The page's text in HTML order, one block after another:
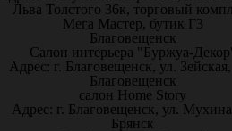
Льва Толстого 36к, торговый
Мега Мастер, бутик Г3
Благовещенск
Салон интерьера "Буржуа-
Адрес: г. Благовещенск, ул.
Благовещенск
салон Home Story
Адрес: г. Благовещенск, ул.
Брянск